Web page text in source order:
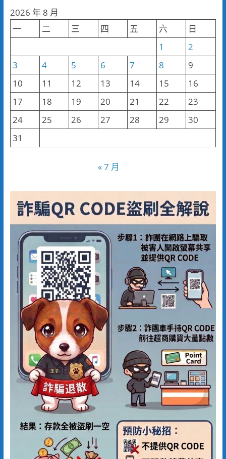
類
2026 年 8 月
一
二 三 四 五 六
日
1
2
3
4 5 6 7 8
9
10
11 12 13 14 15
16
17
18 19 20 21 22
23
24
25 26 27 28 29
30
31
« 7 月